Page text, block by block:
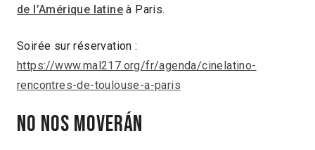
de l’Amérique latine à Paris.
Soirée sur réservation :
https://www.mal217.org/fr/agenda/cinelatino-
rencontres-de-toulouse-a-paris
NO NOS MOVERÁN